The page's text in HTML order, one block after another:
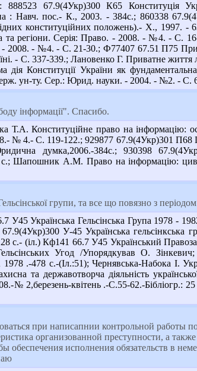
67.9(4Укр)300 К65 Конституція
: Навч. пос.- К., 2003. - 384с.; 860338
конституційних положень).- Х., 1997. -
та регіони. Серія: Право. - 2008. - №4. - С.
- 2008. - №4. - С. 21-30.; Ф77407 67.51 П75
- С. 337-339.; Лановенко Г. Приватне
Конституції України як фундаментальна
ун-ту. Сер.: Юрид. науки. - 2004. - №2. - С.
інформації". Спасибо.
Конституційне право на інформацію:
№ 4.- С. 119-122.; 929877 67.9(4Укр)301 П68
думка,2006.-384с.; 930398
Шапошник А.М. Право на інформацію:
групи, та все що повязно з періодом
Українська Гельсінська Група 1978 -
У-45 Українська гельсінкська
с.- (іл.) Кф141 66.7 У45 Український
Угод /Упорядкував О.
.-478 с.-(Іл.:51); Чернявська-Набока І.
державотворча діяльність
2,березень-квітень .-С.55-62.-Бібліогр.:
при написапнии контрольной работы
организованной преступности, а
исполнения обязательств в